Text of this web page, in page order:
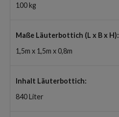
100 kg
Maße Läuterbottich (L x B x H):
1,5m x 1,5m x 0,8m
Inhalt Läuterbottich:
840 Liter